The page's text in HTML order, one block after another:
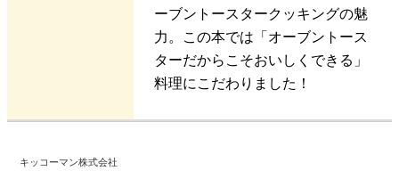
ーブントースタークッキングの魅
力。この本では「オーブントース
ターだからこそおいしくできる」
料理にこだわりました！
キッコーマン株式会社